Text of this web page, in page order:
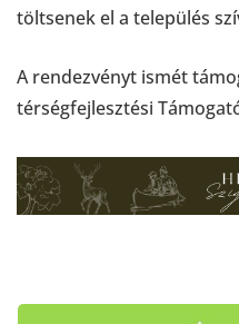
töltsenek el a település
A rendezvényt ismét
térségfejlesztési